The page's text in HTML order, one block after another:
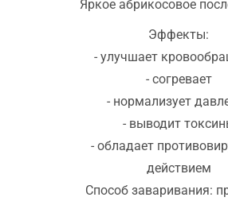
Яркое абрикосовое
Эффекты:
- улучшает
- согревает
- нормализует
- выводит
- обладает
действием
Способ заваривания: